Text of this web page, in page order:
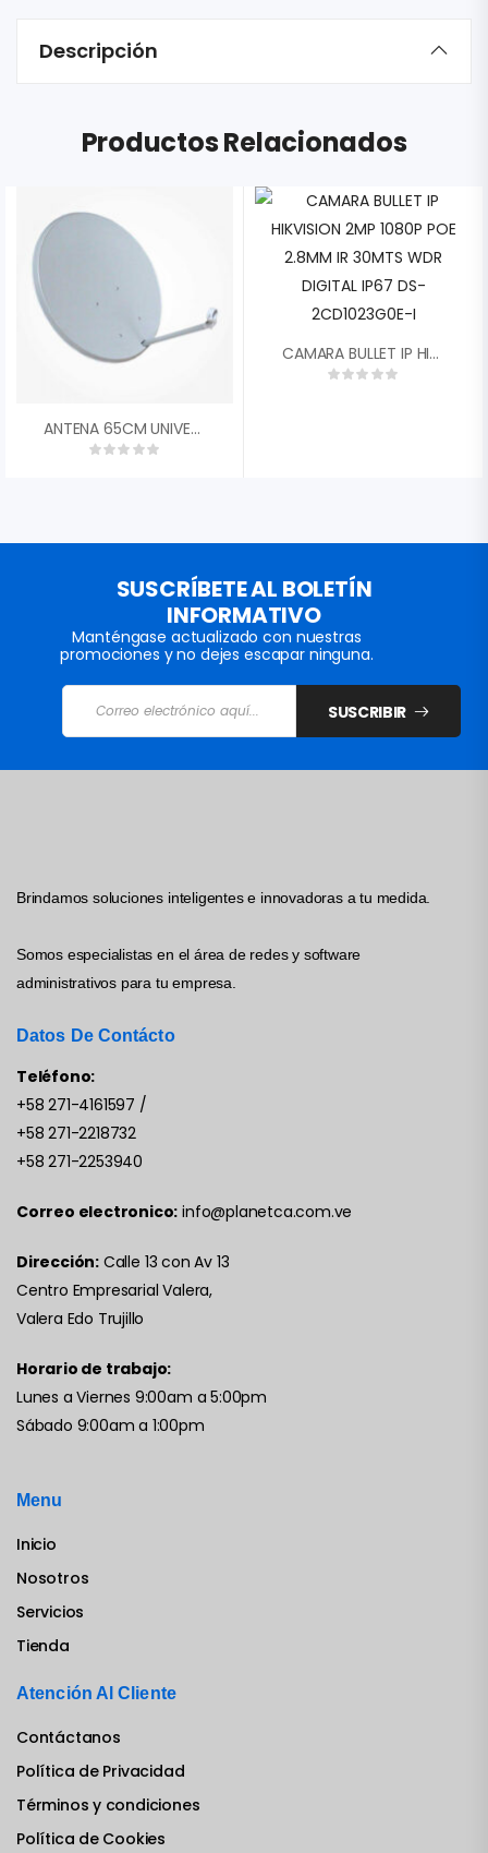
Descripción
Productos Relacionados
ANTENA 65CM UNIVERSAL SIN LNB
CAMARA BULLET IP HIKVISION 2MP 1080P POE 2.8MM IR 30MTS WDR DIGITAL IP67 DS-2CD1023G0E-I
SUSCRÍBETE AL BOLETÍN
INFORMATIVO
Manténgase actualizado con nuestras
promociones y no dejes escapar ninguna.
SUSCRIBIR
Brindamos soluciones inteligentes e innovadoras a tu medida.
Somos especialistas en el área de redes y software
administrativos para tu empresa.
Datos De Contácto
Teléfono:
+58 271-4161597 /
+58 271-2218732
+58 271-2253940
Correo electronico: info@planetca.com.ve
Dirección: Calle 13 con Av 13
Centro Empresarial Valera,
Valera Edo Trujillo
Horario de trabajo:
Lunes a Viernes 9:00am a 5:00pm
Sábado 9:00am a 1:00pm
Menu
Inicio
Nosotros
Servicios
Tienda
Atención Al Cliente
Contáctanos
Política de Privacidad
Términos y condiciones
Política de Cookies